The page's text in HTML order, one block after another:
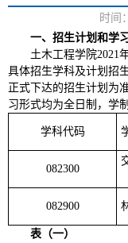
时间
一、招生计划和学
土木工程学院2021
具体招生学科及计划招
正式下达的招生计划为
习形式均为全日制，学
学科代码
082300
082900
表（一）